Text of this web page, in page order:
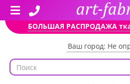
БОЛЬШАЯ РАСПРОДАЖА
Ваш город: Не